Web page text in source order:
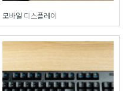
모바일 디스플레이